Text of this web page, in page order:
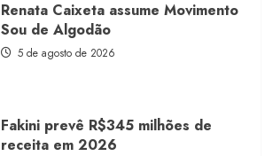
Fakini prevê R$345 milhões de
receita em 2026
4 de agosto de 2026
Projeto testa passaporte digital na
moda nacional